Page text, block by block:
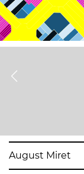
August Miret